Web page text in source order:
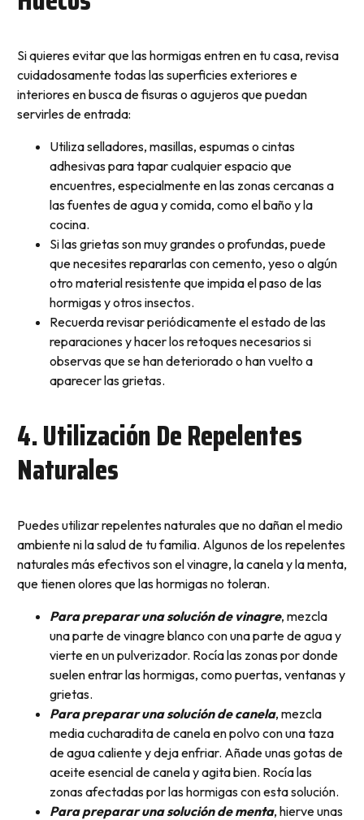
Si quieres evitar que las hormigas entren en tu casa, revisa
cuidadosamente todas las superficies exteriores e
interiores en busca de fisuras o agujeros que puedan
servirles de entrada:
Utiliza selladores, masillas, espumas o cintas
adhesivas para tapar cualquier espacio que
encuentres, especialmente en las zonas cercanas a
las fuentes de agua y comida, como el baño y la
cocina.
Si las grietas son muy grandes o profundas, puede
que necesites repararlas con cemento, yeso o algún
otro material resistente que impida el paso de las
hormigas y otros insectos.
Recuerda revisar periódicamente el estado de las
reparaciones y hacer los retoques necesarios si
observas que se han deteriorado o han vuelto a
aparecer las grietas.
4. Utilización De Repelentes
Naturales
Puedes utilizar repelentes naturales que no dañan el medio
ambiente ni la salud de tu familia. Algunos de los repelentes
naturales más efectivos son el vinagre, la canela y la menta,
que tienen olores que las hormigas no toleran.
Para preparar una solución de vinagre, mezcla
una parte de vinagre blanco con una parte de agua y
vierte en un pulverizador. Rocía las zonas por donde
suelen entrar las hormigas, como puertas, ventanas y
grietas.
Para preparar una solución de canela, mezcla
media cucharadita de canela en polvo con una taza
de agua caliente y deja enfriar. Añade unas gotas de
aceite esencial de canela y agita bien. Rocía las
zonas afectadas por las hormigas con esta solución.
Para preparar una solución de menta, hierve unas